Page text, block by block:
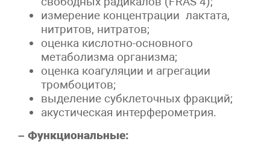
измерение концентрации лактата,
нитритов, нитратов;
оценка кислотно-основного
метаболизма организма;
оценка коагуляции и агрегации
тромбоцитов;
выделение субклеточных фракций;
акустическая интерферометрия.
– Функциональные: